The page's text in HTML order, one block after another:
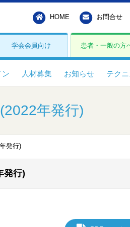
HOME お問合せ
学会会員向け 患者・一般の方
ン 人材募集 お知らせ テク
年発行)
発行)
発行)